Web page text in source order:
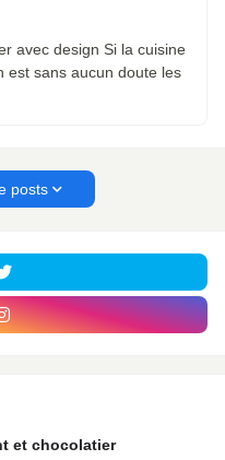
avec design Si la cuisine
sans aucun doute les
posts
et chocolatier